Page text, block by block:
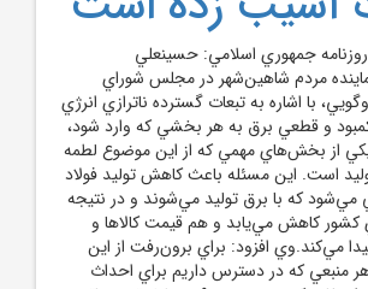
روزنامه جمهوري اسلامي: حسينعلي
مردم شاهين‌شهر در مجلس شوراي
با اشاره به تبعات گسترده ناترازي انرژي
و قطعي برق به هر بخشي که وارد شود،
از بخش‌هاي مهمي که از اين موضوع لطمه
است. اين مسئله باعث کاهش توليد فولاد
مي‌شود که با برق توليد مي‌شوند و در نتيجه
کاهش مي‌يابد و هم قيمت کالاها و
مي‌کند.وي افزود: براي برون‌رفت از اين
منبعي که در دسترس داريم براي احداث